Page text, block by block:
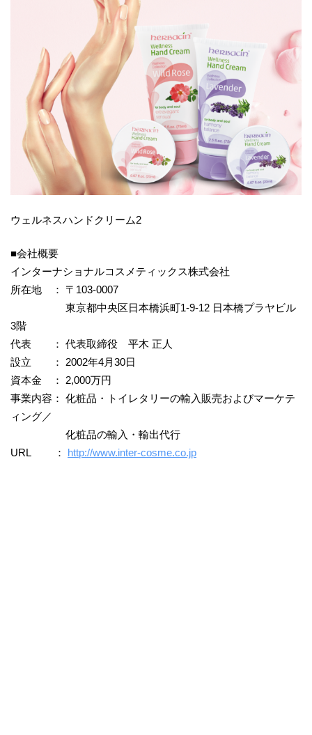
ウェルネスハンドクリーム2
■会社概要
インターナショナルコスメティックス株式会社
所在地 ： 〒103-0007
東京都中央区日本橋浜町1-9-12 日本橋プラヤビル
3階
代表 ： 代表取締役 平木 正人
設立 ： 2002年4月30日
資本金 ： 2,000万円
事業内容： 化粧品・トイレタリーの輸入販売およびマーケテ
ィング／
化粧品の輸入・輸出代行
URL ： http://www.inter-cosme.co.jp